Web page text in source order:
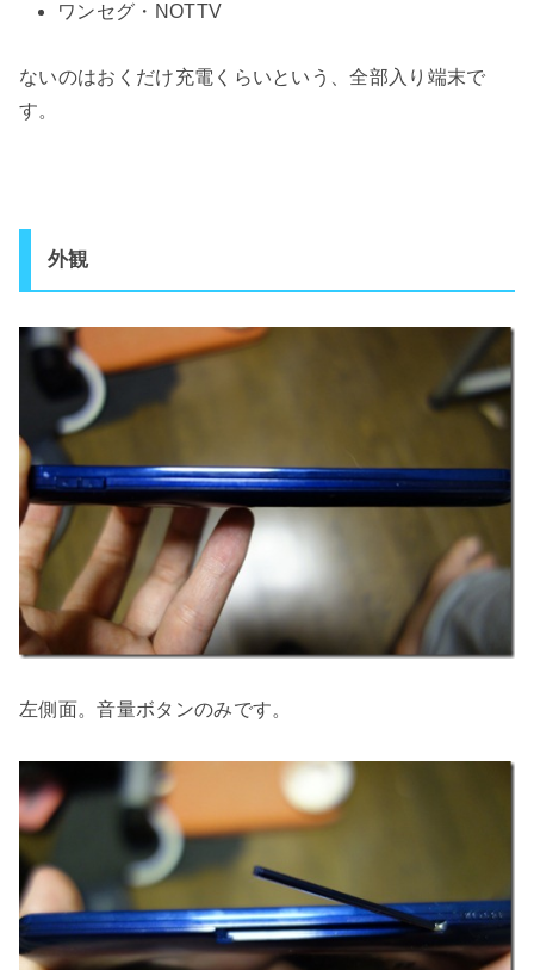
ワンセグ・NOTTV
ないのはおくだけ充電くらいという、全部入り端末で
す。
外観
左側面。音量ボタンのみです。